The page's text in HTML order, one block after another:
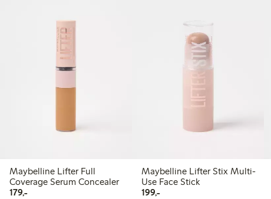
Maybelline Lifter Full
Coverage Serum Concealer
179,-179,00 kr
Maybelline Lifter Stix Multi-
Use Face Stick
199,-199,00 kr